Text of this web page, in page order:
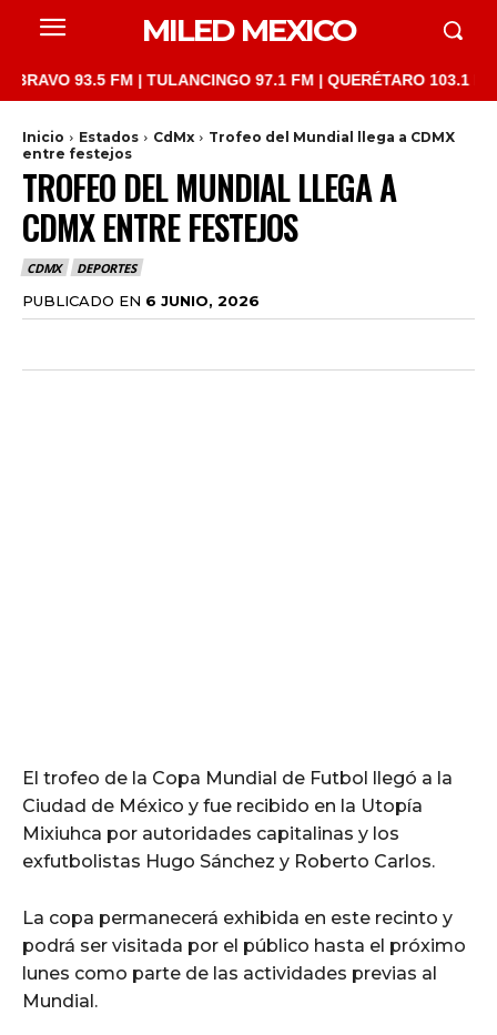
MILED MEXICO
93.5 FM | TULANCINGO 97.1 FM | QUERÉTARO 103.1 FM |
Inicio Estados CdMx
Trofeo del Mundial llega a CDMX
entre festejos
TROFEO DEL MUNDIAL LLEGA A
CDMX ENTRE FESTEJOS
CDMX DEPORTES
PUBLICADO EN 6 JUNIO, 2026
El trofeo de la Copa Mundial de Futbol llegó a la
Ciudad de México y fue recibido en la Utopía
Mixiuhca por autoridades capitalinas y los
exfutbolistas Hugo Sánchez y Roberto Carlos.
La copa permanecerá exhibida en este recinto y
podrá ser visitada por el público hasta el próximo
lunes como parte de las actividades previas al
Mundial.